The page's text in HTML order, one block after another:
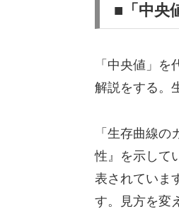
■「中央
「中央値」
解説をする。
「生存曲線
性』を示して
表されていま
す。見方を変